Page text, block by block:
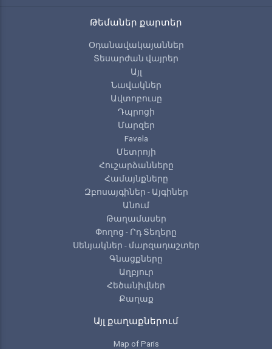
Թեմաներ քարտեր
Օդանավակայաններ
Տեսարժան վայրեր
Այլ
Նավակներ
Ավտոբուսը
Դպրոցի
Մարզեր
Favela
Մետրոյի
Հուշարձանները
Համայնքները
Զբոսայգիներ - Այգիներ
Անում
Թաղամասեր
Փողոց - Րդ Տեղերը
Սենյակներ - մարզադաշտեր
Գնացքները
Աղբյուր
Հեծանիվներ
Քաղաք
Այլ քաղաքներում
Map of Paris